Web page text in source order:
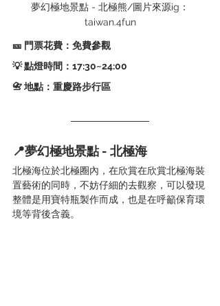
夢幻極地景點 - 北極熊/圖片來源ig：
taiwan.4fun
🎫 門票花費：免費參觀
💡 點燈時間：17:30~24:00
📇 地點：重慶路步行區
📍夢幻極地景點 - 北極海
北極海位於北極圈內，在欣賞在欣賞北極海裝
置藝術的同時，不妨仔細的去觀察，可以發現
整體是用寶特瓶製作而成，也是在呼籲保育環
境等背後含義。